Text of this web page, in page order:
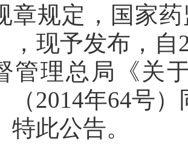
章规定，国家
，现予发布，自
管理总局《关
（2014年64号
此公告。